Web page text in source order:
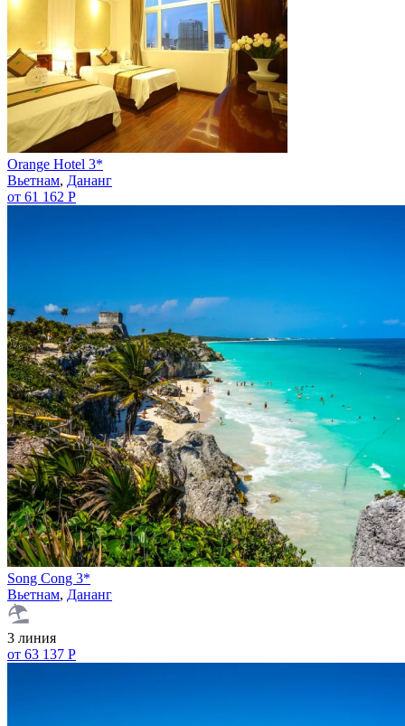
Orange Hotel 3*
Вьетнам, Дананг
от 61 162 Р
Song Cong 3*
Вьетнам, Дананг
3 линия
от 63 137 Р